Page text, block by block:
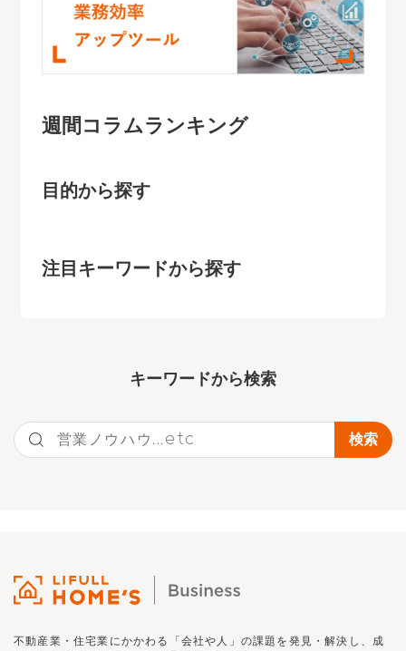
週間コラムランキング
目的から探す
注目キーワードから探す
キーワー ドから検索
不動産業・住宅業にかかわる「会社や人」の課題を発見・解決し、 成